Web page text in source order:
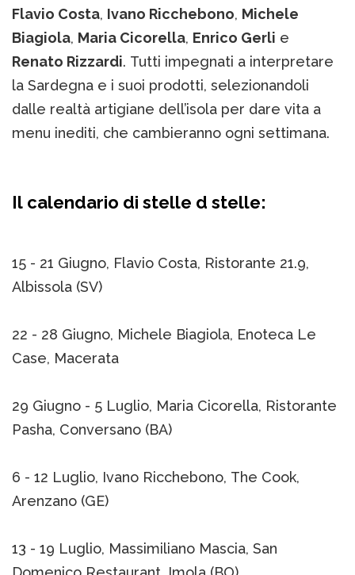
Flavio Costa, Ivano Ricchebono, Michele
Biagiola, Maria Cicorella, Enrico Gerli e
Renato Rizzardi. Tutti impegnati a interpretare
la Sardegna e i suoi prodotti, selezionandoli
dalle realtà artigiane dell’isola per dare vita a
menu inediti, che cambieranno ogni settimana.
Il calendario di stelle d stelle:
15 - 21 Giugno, Flavio Costa, Ristorante 21.9,
Albissola (SV)
22 - 28 Giugno, Michele Biagiola, Enoteca Le
Case, Macerata
29 Giugno - 5 Luglio, Maria Cicorella, Ristorante
Pasha, Conversano (BA)
6 - 12 Luglio, Ivano Ricchebono, The Cook,
Arenzano (GE)
13 - 19 Luglio, Massimiliano Mascia, San